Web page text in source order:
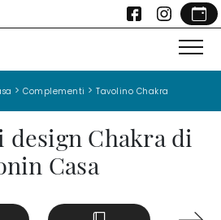
>Complementi >Tavolino Chakra
design Chakra di
Casa